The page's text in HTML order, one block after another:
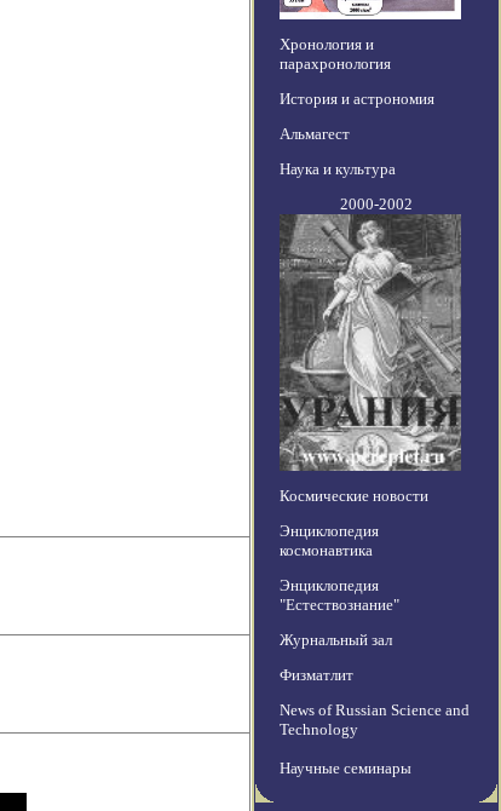
Хронология и
парахронология
История и астрономия
Альмагест
Наука и культура
2000-2002
Космические новости
Энциклопедия
космонавтика
Энциклопедия
"Естествознание"
Журнальный зал
Физматлит
News of Russian Science and
Technology
Научные семинары